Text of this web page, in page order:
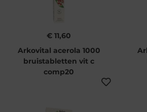
€ 11,60
Arkovital acerola 1000
bruistabletten vit c
comp20